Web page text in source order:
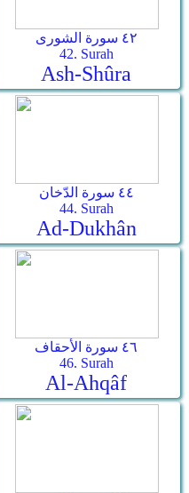
٤٢ سورة الشورى
42. Surah
Ash-Shûra
٤٤ سورة الدّخان
44. Surah
Ad-Dukhân
٤٦ سورة الأحقاف
46. Surah
Al-Ahqâf